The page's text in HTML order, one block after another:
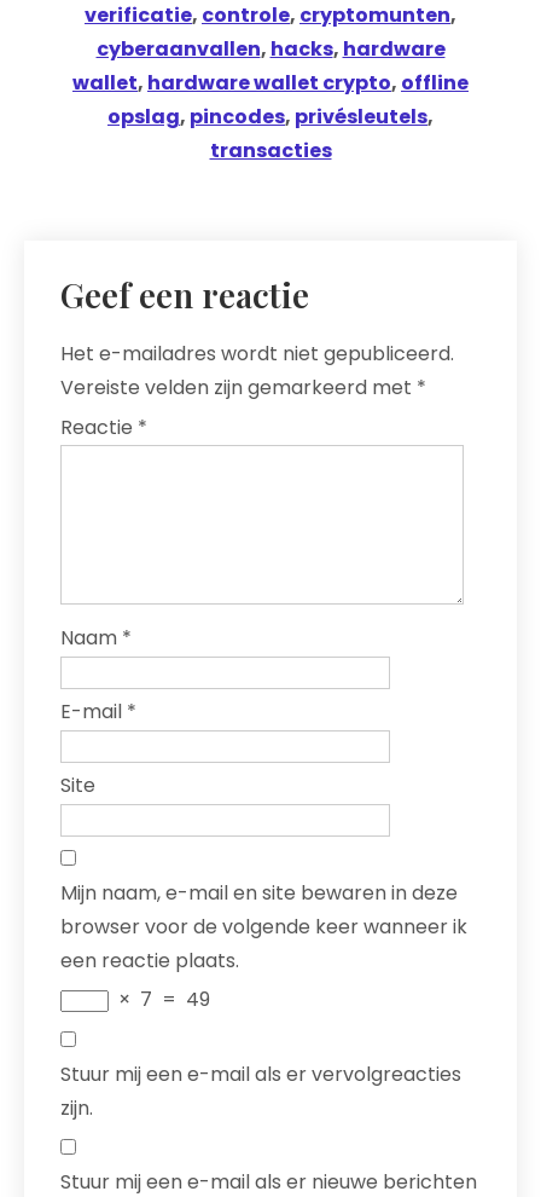
verificatie, controle, cryptomunten,
cyberaanvallen, hacks, hardware
wallet, hardware wallet crypto, offline
opslag, pincodes, privésleutels,
transacties
Geef een reactie
Het e-mailadres wordt niet gepubliceerd.
Vereiste velden zijn gemarkeerd met *
Reactie *
Naam *
E-mail *
Site
Mijn naam, e-mail en site bewaren in deze
browser voor de volgende keer wanneer ik
een reactie plaats.
× 7 = 49
Stuur mij een e-mail als er vervolgreacties
zijn.
Stuur mij een e-mail als er nieuwe berichten